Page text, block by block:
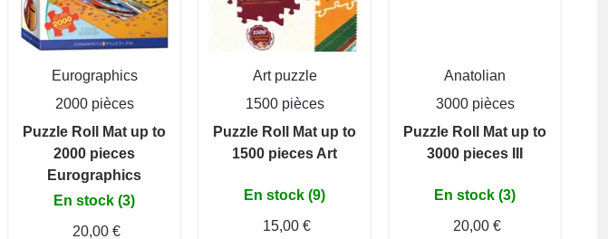
Eurographics
2000 pièces
Puzzle Roll Mat up to
2000 pieces
Eurographics
En stock (3)
20,00 €
Art puzzle
1500 pièces
Puzzle Roll Mat up to
1500 pieces Art
En stock (9)
15,00 €
Anatolian
3000 pièces
Puzzle Roll Mat up to
3000 pieces III
En stock (3)
20,00 €